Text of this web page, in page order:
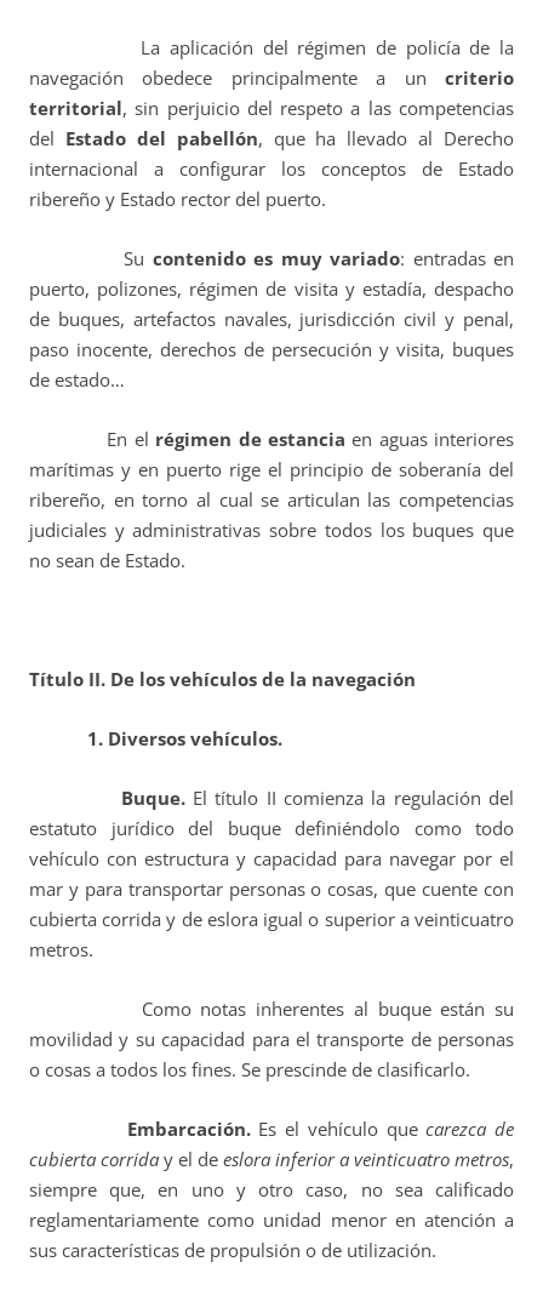
La aplicación del régimen de policía de la
navegación obedece principalmente a un criterio
territorial, sin perjuicio del respeto a las competencias
del Estado del pabellón, que ha llevado al Derecho
internacional a configurar los conceptos de Estado
ribereño y Estado rector del puerto.
Su contenido es muy variado: entradas en
puerto, polizones, régimen de visita y estadía, despacho
de buques, artefactos navales, jurisdicción civil y penal,
paso inocente, derechos de persecución y visita, buques
de estado…
En el régimen de estancia en aguas interiores
marítimas y en puerto rige el principio de soberanía del
ribereño, en torno al cual se articulan las competencias
judiciales y administrativas sobre todos los buques que
no sean de Estado.
Título II. De los vehículos de la navegación
1. Diversos vehículos.
Buque. El título II comienza la regulación del
estatuto jurídico del buque definiéndolo como todo
vehículo con estructura y capacidad para navegar por el
mar y para transportar personas o cosas, que cuente con
cubierta corrida y de eslora igual o superior a veinticuatro
metros.
Como notas inherentes al buque están su
movilidad y su capacidad para el transporte de personas
o cosas a todos los fines. Se prescinde de clasificarlo.
Embarcación. Es el vehículo quecarezca de
cubierta corrida y el de eslora inferior a veinticuatro metros,
siempre que, en uno y otro caso, no sea calificado
reglamentariamente como unidad menor en atención a
sus características de propulsión o de utilización.